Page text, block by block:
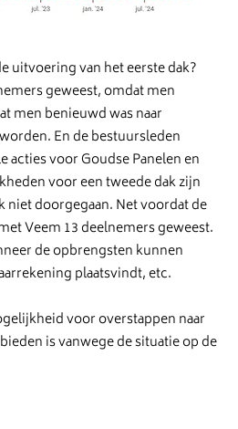
uitvoering van het eerste dak?
geweest, omdat men
men benieuwd was naar
En de bestuursleden
voor Goudse Panelen en
voor een tweede dak zijn
niet doorgegaan. Net voordat de
Veem 13 deelnemers geweest.
de opbrengsten kunnen
plaatsvindt, etc.
voor overstappen naar
is vanwege de situatie op de